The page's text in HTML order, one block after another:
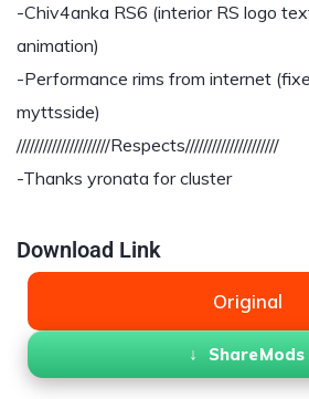
-Chiv4anka RS6 (interior RS logo
animation)
-Performance rims from internet
myttsside)
/////////////////////Respects/////////////////////
-Thanks yronata for cluster
Download Link
Original
ShareMods